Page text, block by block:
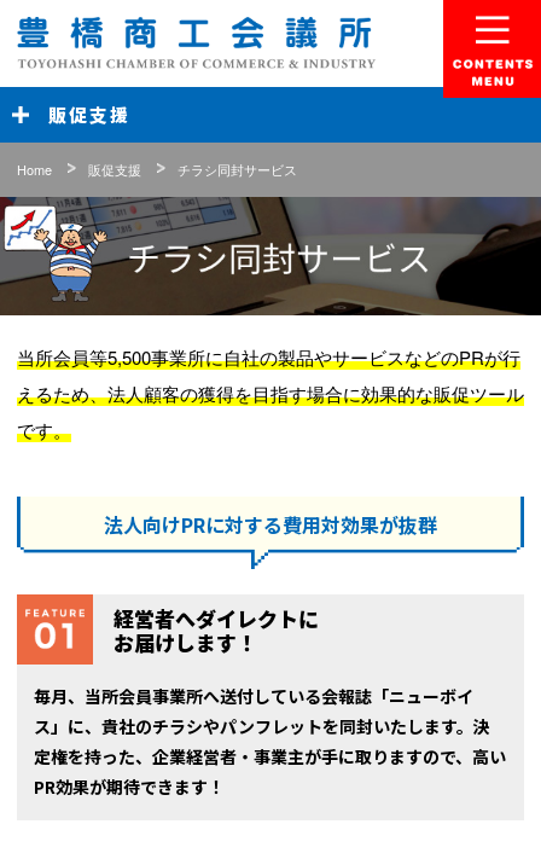
豊橋商工会議所
販促支援
Home 販促支援 チラシ同封サービス
当所会員等5,500事業所に自社の製品やサービスなどのPRが行
えるため、法人顧客の獲得を目指す場合に効果的な販促ツール
です。
法人向けPRに対する費用対効果が抜群
経営者へダイレクトに
お届けします！
毎月、当所会員事業所へ送付している会報誌「ニューボイ
ス」に、貴社のチラシやパンフレットを同封いたします。決
定権を持った、企業経営者・事業主が手に取りますので、高い
PR効果が期待できます！